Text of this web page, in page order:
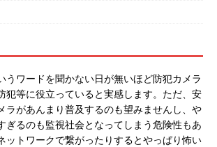
うワードを聞かない日が無いほど防犯カメラ
犯等に役立っていると実感します。ただ、安
ラがあんまり普及するのも望みませんし、や
ぎるのも監視社会となってしまう危険性もあ
ットワークで繋がったりするとやっぱり怖い